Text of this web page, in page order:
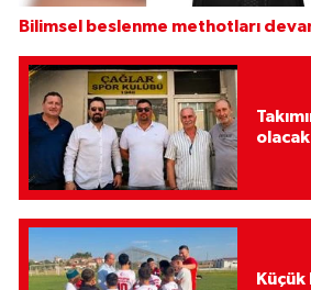
Bilimsel beslenme methotları
olacak